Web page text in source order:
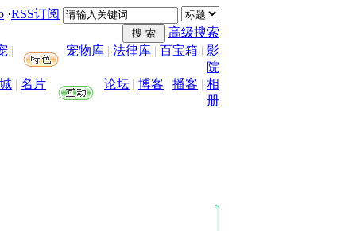
·RSS订阅
高级搜索
| 宠物库 | 法律库 | 百宝箱 | 影
院
| 名片 论坛 | 博客 | 播客 | 相
册